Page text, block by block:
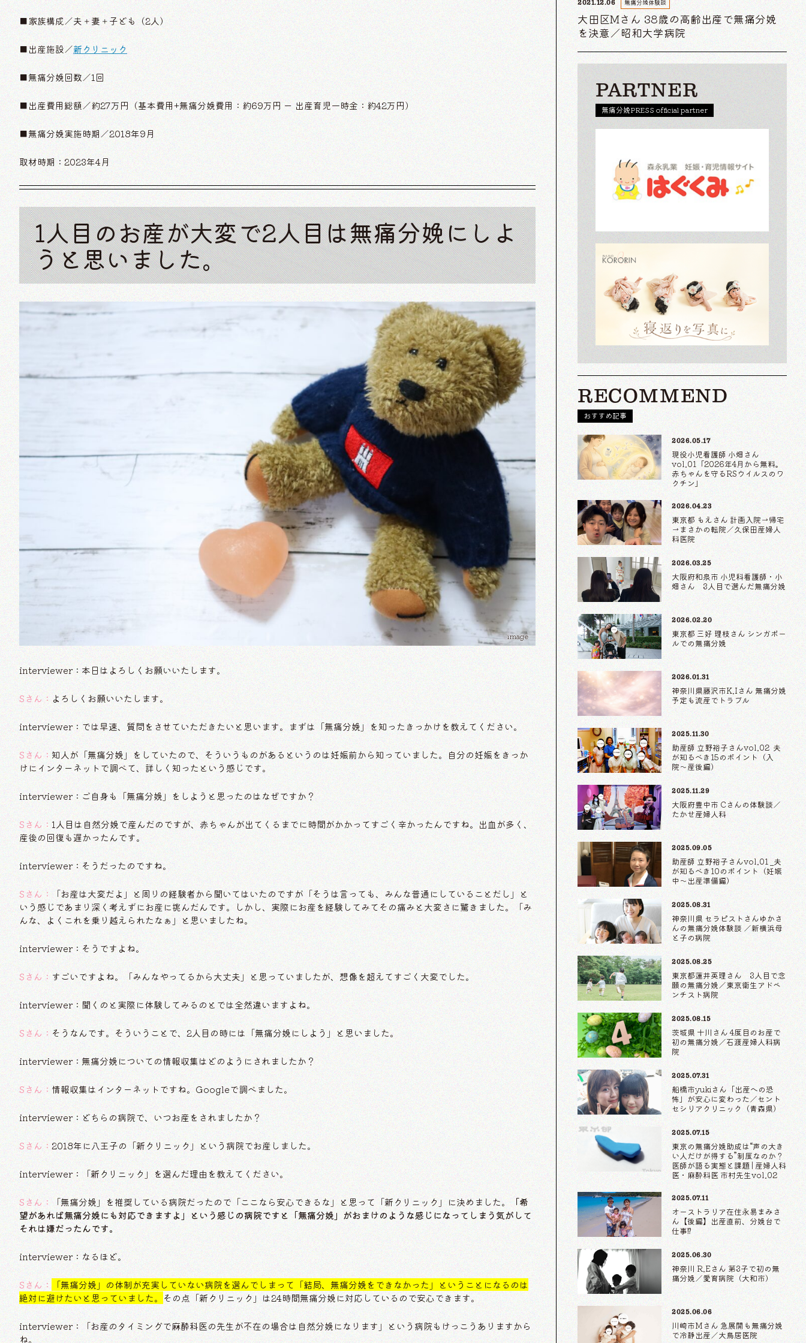
■家族構成／夫＋妻＋子ども（2人）
■出産施設／新クリニック
■無痛分娩回数／1回
■出産費用総額／約27万円（基本費用+無痛分娩費用：約69万円 ー 出産育児一時金：約42万円）
■無痛分娩実施時期／2018年9月
取材時期：2023年4月
1人目のお産が大変で2人目は無痛分娩にしよ
うと思いました。
image
interviewer：本日はよろしくお願いいたします。
Sさん： よろしくお願いいたします。
interviewer：では早速、質問をさせていただきたいと思います。まずは「無痛分娩」を知ったきっかけを教えてください。
Sさん： 知人が「無痛分娩」をしていたので、そういうものがあるというのは妊娠前から知っていました。自分の妊娠をきっか
けにインターネットで調べて、詳しく知ったという感じです。
interviewer：ご自身も「無痛分娩」をしようと思ったのはなぜですか？
Sさん： 1人目は自然分娩で産んだのですが、赤ちゃんが出てくるまでに時間がかかってすごく辛かったんですね。出血が多く、
産後の回復も遅かったんです。
interviewer：そうだったのですね。
Sさん：
「お産は大変だよ」と周りの経験者から聞いてはいたのですが「そうは言っても、みんな普通にしていることだし」と
いう感じであまり深く考えずにお産に挑んだんです。しかし、実際にお産を経験してみてその痛みと大変さに驚きました。「み
んな、よくこれを乗り越えられたなぁ」と思いましたね。
interviewer：そうですよね。
Sさん： すごいですよね。「みんなやってるから大丈夫」と思っていましたが、想像を超えてすごく大変でした。
interviewer：聞くのと実際に体験してみるのとでは全然違いますよね。
Sさん：そうなんです。そういうことで、2人目の時には「無痛分娩にしよう」と思いました。
interviewer：無痛分娩についての情報収集はどのようにされましたか？
Sさん： 情報収集はインターネットですね。Googleで調べました。
interviewer：どちらの病院で、いつお産をされましたか？
Sさん： 2018年に八王子の「新クリニック」という病院でお産しました。
interviewer：「新クリニック」を選んだ理由を教えてください。
Sさん： 「無痛分娩」を推奨している病院だったので「ここなら安心できるな」と思って「新クリニック」に決めました。
「希
望があれば無痛分娩にも対応できますよ」という感じの病院ですと「無痛分娩」がおまけのような感じになってしまう気がして
それは嫌だったんです。
interviewer：なるほど。
Sさん：
「無痛分娩」の体制が充実していない病院を選んでしまって「結局、無痛分娩をできなかった」ということになるのは
絶対に避けたいと思っていました。 その点「新クリニック」は24時間無痛分娩に対応しているので安心できます。
interviewer：「お産のタイミングで麻酔科医の先生が不在の場合は自然分娩になります」という病院もけっこうありますから
ね。
2021.12.06 無痛分娩体験談
大田区Mさん 38歳の高齢出産で無痛分娩
を決意／昭和大学病院
PARTNER
無痛分娩PRESS official partner
RECOMMEND
おすすめ記事
2026.05.17
現役小児看護師 小畑さん
vol.01「2026年4月から無料。
赤ちゃんを守るRSウイルスのワ
クチン」
2026.04.23
東京都 もえさん 計画入院→帰宅
→まさかの転院／久保田産婦人
科医院
2026.03.25
大阪府和泉市 小児科看護師・小
畑さん 3人目で選んだ無痛分娩
2026.02.20
東京都 三好 理枝さん シンガポー
ルでの無痛分娩
2026.01.31
神奈川県藤沢市K.Iさん 無痛分娩
予定も流産でトラブル
2025.11.30
助産師 立野裕子さんvol.02 夫
が知るべき15のポイント（入
院〜産後編）
2025.11.29
大阪府豊中市 Cさんの体験談／
たかせ産婦人科
2025.09.05
助産師 立野裕子さんvol.01 _夫
が知るべき10のポイント（妊娠
中〜出産準備編）
2025.08.31
神奈川県 セラピストさんゆかさ
んの無痛分娩体験談 ／新横浜母
と子の病院
2025.08.25
東京都蓮井英理さん 3人目で念
願の無痛分娩／東京衛生アドベ
ンチスト病院
2025.08.15
茨城県 十川さん 4度目のお産で
初の無痛分娩／石渡産婦人科病
院
2025.07.31
船橋市yukiさん「出産への恐
怖」が安心に変わった／セント
セシリアクリニック（青森県）
2025.07.15
東京の無痛分娩助成は“声の大き
い人だけが得する”制度なのか？
医師が語る実態と課題 | 産婦人科
医・麻酔科医 市村先生vol.02
2025.07.11
オーストラリア在住永易まみさ
ん【後編】出産直前、分娩台で
仕事⁉
2025.06.30
神奈川 R.Eさん 第3子で初の無
痛分娩／愛育病院（大和市）
2025.06.06
川崎市Mさん 急展開も無痛分娩
で冷静出産／大鳥居医院